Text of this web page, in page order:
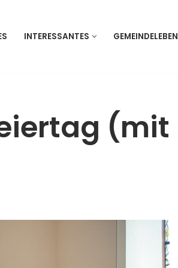
INTERESSANTES GEMEINDELEBEN
(mit